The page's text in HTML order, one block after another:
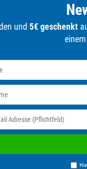
und 5€ geschenkt